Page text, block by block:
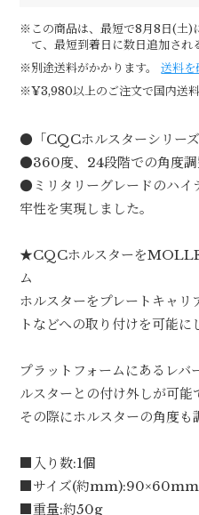
※この商品は、最短で8月8日(土)
て、最短到着日に数日追加され
※別途送料がかかります。
送料を
※¥3,980以上のご注文で国内送料
●「CQCホルスターシリー
●360度、24段階での角度調
●ミリタリーグレードのハイ
牢性を実現しました。
★CQCホルスターをMOLLE
ム
ホルスターをプレートキャリ
トなどへの取り付けを可能に
プラットフォームにあるレ
ルスターとの付け外しが可能
その際にホルスターの角度も
■入り数:1個
■サイズ(約mm):90×60mm
■重量:約50g